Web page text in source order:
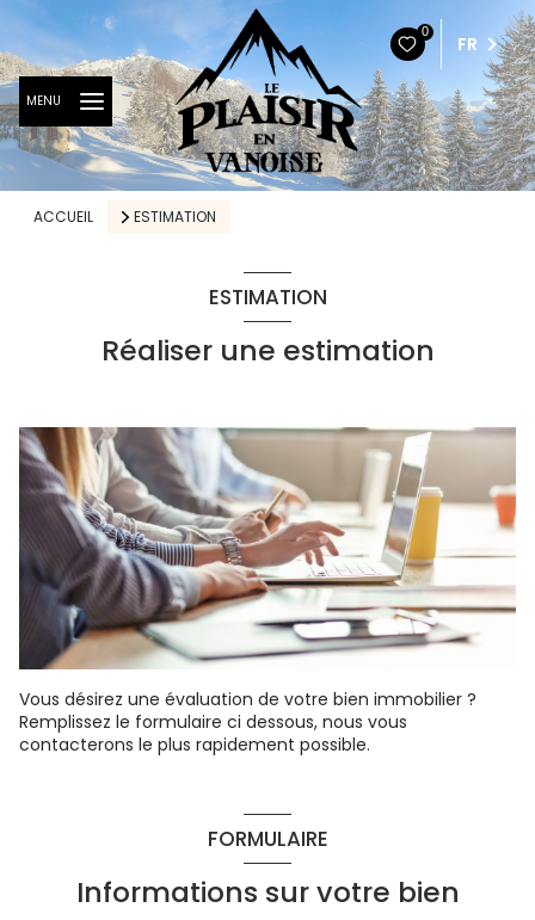
0
FR
MENU
ACCUEIL ESTIMATION
ESTIMATION
Réaliser une estimation
Vous désirez une évaluation de votre bien immobilier ?
Remplissez le formulaire ci dessous, nous vous
contacterons le plus rapidement possible.
FORMULAIRE
Informations sur votre bien